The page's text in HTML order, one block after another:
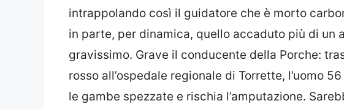
intrappolando così il guidatore che è morto
in parte, per dinamica, quello accaduto più di un
gravissimo. Grave il conducente della Porche:
rosso all’ospedale regionale di Torrette, l’uomo
le gambe spezzate e rischia l’amputazione.